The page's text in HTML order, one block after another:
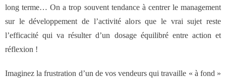
Contact
long terme… On a trop souvent tendance à centrer le management
sur le développement de l’activité alors que le vrai sujet reste
l’efficacité qui va résulter d’un dosage équilibré entre action et
réflexion !
Imaginez la frustration d’un de vos vendeurs qui travaille « à fond »